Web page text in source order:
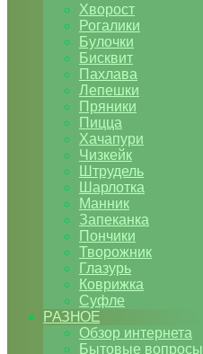
Хворост
Рогалики
Булочки
Бисквит
Пахлава
Лепешки
Пряники
Пицца
Хачапури
Чизкейк
Штрудель
Шарлотка
Манник
Запеканка
Пончики
Творожник
Глазурь
Коврижка
Суфле
РАЗНОЕ
Обзор интернета
Бытовые вопросы